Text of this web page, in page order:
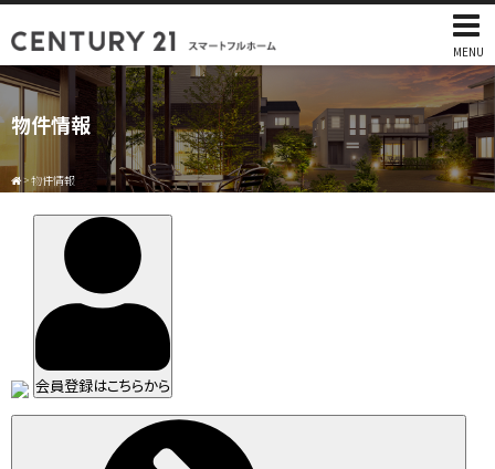
MENU
物件情報
>物件情報
会員登録はこちらから